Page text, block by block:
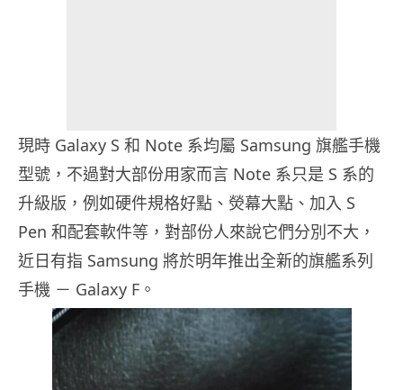
現時 Galaxy S 和 Note 系均屬 Samsung 旗艦手機
型號，不過對大部份用家而言 Note 系只是 S 系的
升級版，例如硬件規格好點、熒幕大點、加入 S
Pen 和配套軟件等，對部份人來說它們分別不大，
近日有指 Samsung 將於明年推出全新的旗艦系列
手機 － Galaxy F。